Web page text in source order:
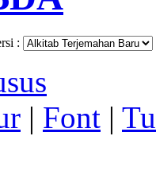
:
| Font |